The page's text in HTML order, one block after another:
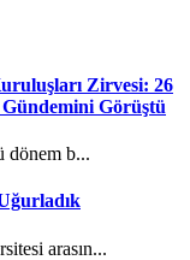
Zirvesi: 26
Görüştü
dönem b...
arasın...